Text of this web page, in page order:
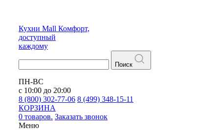
Кухни Mall Комфорт,
доступный
каждому
Поиск
ПН-ВС
с 10:00 до 20:00
8 (800) 302-77-06 8 (499) 348-15-11
КОРЗИНА
0 товаров. Заказать звонок
Меню